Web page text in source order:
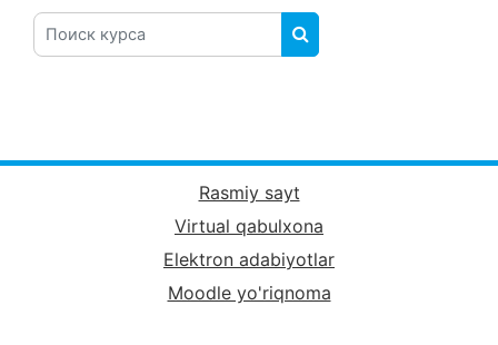
Поиск курса
ПОИСК КУРСА
Rasmiy sayt
Virtual qabulxona
Elektron adabiyotlar
Moodle yo'riqnoma